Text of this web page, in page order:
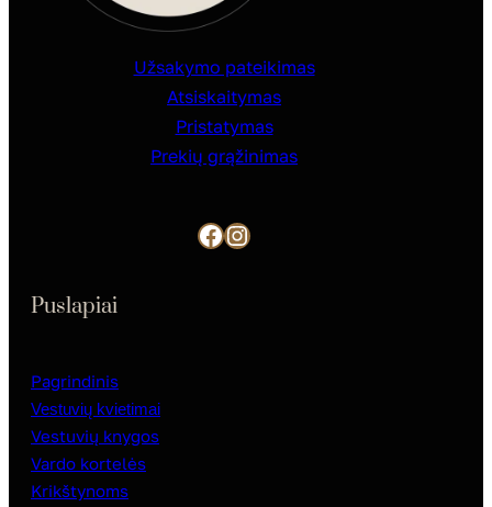
Užsakymo pateikimas
Atsiskaitymas
Pristatymas
Prekių grąžinimas
Facebook Instagram
Puslapiai
Pagrindinis
Vestuvių kvietimai
Vestuvių knygos
Vardo kortelės
Krikštynoms